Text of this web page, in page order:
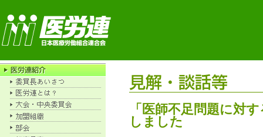
「医師不足問題に対
しました